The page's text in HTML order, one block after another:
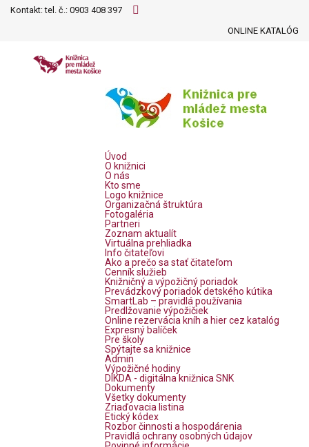
Kontakt: tel. č.: 0903 408 397
ONLINE KATALÓG
Úvod
O knižnici
O nás
Kto sme
Logo knižnice
Organizačná štruktúra
Fotogaléria
Partneri
Zoznam aktualít
Virtuálna prehliadka
Info čitateľovi
Ako a prečo sa stať čitateľom
Cenník služieb
Knižničný a výpožičný poriadok
Prevádzkový poriadok detského kútika
SmartLab – pravidlá používania
Predlžovanie výpožičiek
Online rezervácia kníh a hier cez katalóg
Expresný balíček
Pre školy
Spýtajte sa knižnice
Admin
Výpožičné hodiny
DIKDA - digitálna knižnica SNK
Dokumenty
Všetky dokumenty
Zriaďovacia listina
Etický kódex
Rozbor činnosti a hospodárenia
Pravidlá ochrany osobných údajov